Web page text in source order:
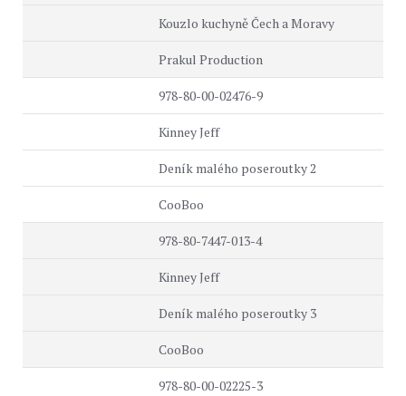
Kouzlo kuchyně Čech a Moravy
Prakul Production
978-80-00-02476-9
Kinney Jeff
Deník malého poseroutky 2
CooBoo
978-80-7447-013-4
Kinney Jeff
Deník malého poseroutky 3
CooBoo
978-80-00-02225-3